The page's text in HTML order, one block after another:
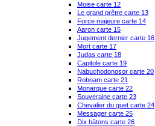
Moise carte 12
Le grand prêtre carte 13
Force majeure carte 14
Aaron carte 15
Jugement dernier carte 16
Mort carte 17
Judas carte 18
Capitole carte 19
Nabuchodonosor carte 20
Roboam carte 21
Monarque carte 22
Souveraine carte 23
Chevalier du guet carte 24
Messager carte 25
Dix bâtons carte 26